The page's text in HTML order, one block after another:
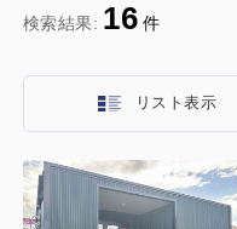
検索結果: 16 件
リスト表示